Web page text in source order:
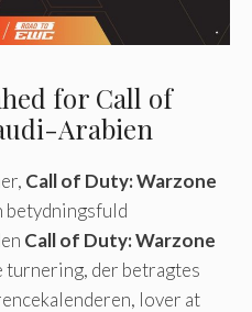
for Call of
Arabien
Call of Duty: Warzone
Call of Duty: Warzone
turnering, der betragtes
lover at